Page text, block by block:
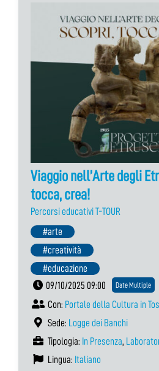
Viaggio nell’Arte degli
tocca, crea!
Percorsi educativi T-TOUR
#arte
#creatività
#educazione
09/10/2025 09:00
Date Multiple
Con: Portale della Cultura in
Sede: Logge dei Banchi
Tipologia: In Presenza,
Lingua: Italiano